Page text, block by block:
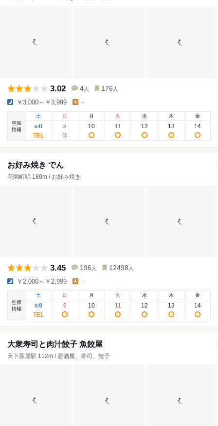
3.02 4 人 176 人
￥3,000～￥3,999 -
空席
情報
土
8/8
日
9
月
10
火
11
水
12
木
13
金
14
お好み焼き でん
花園町駅 180m / お好み焼き
3.45 196 人 12498 人
￥2,000～￥2,999 -
空席
情報
土
8/8
日
9
月
10
火
11
水
12
木
13
金
14
大衆寿司と肉汁餃子 魚餃屋
天下茶屋駅 112m / 居酒屋、寿司、餃子